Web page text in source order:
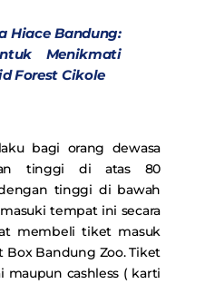
Hiace Bandung:
Menikmati
Forest Cikole
bagi orang dewasa
tinggi di atas 80
tinggi di bawah
tempat ini secara
membeli tiket masuk
Box Bandung Zoo. Tiket
maupun cashless ( karti